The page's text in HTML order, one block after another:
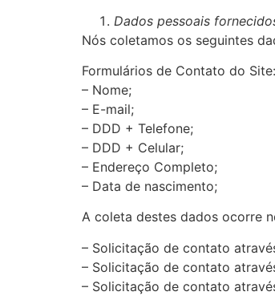
Dados pessoais
Nós coletamos os seguintes
Formulários de Contato do Site:
– Nome;
– E-mail;
– DDD + Telefone;
– DDD + Celular;
– Endereço Completo;
– Data de nascimento;
A coleta destes dados ocorre
– Solicitação de contato
– Solicitação de contato
– Solicitação de contato